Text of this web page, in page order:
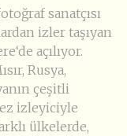
sanatçısı
izler taşıyan
açılıyor.
Rusya,
çeşitli
izleyiciyle
ülkelerde,